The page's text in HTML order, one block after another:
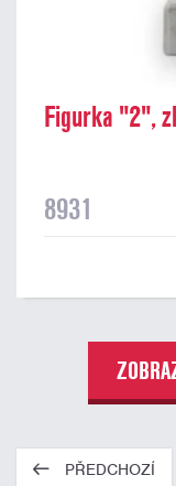
Figurka "2",
8931
PŘEDCHOZÍ